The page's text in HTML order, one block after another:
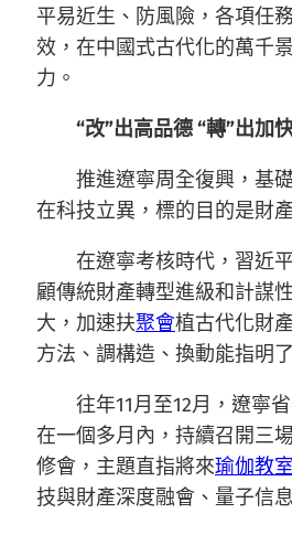
平易近生、防風險，各項任
效，在中國式古代化的萬千
力。
“改”出高品德 “轉”出加
推進遼寧周全復興，基
在科技立異，標的目的是財
在遼寧考核時代，習近
顧傳統財產轉型進級和計謀
大，加速扶聚會植古代化財
方法、調構造、換動能指明
往年11月至12月，遼寧
在一個多月內，持續召開三
修會，主題直指將來瑜伽教室
技與財產深度融會、量子信